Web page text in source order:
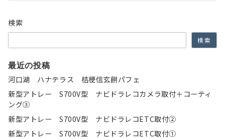
シ
ョ
ン
検索
検索
最近の投稿
河口湖 ハナテラス 桔梗信玄餅パフェ
新型アトレー S700V型 ナビドラレコカメラ取付＋コーティ
ング③
新型アトレー S700V型 ナビドラレコETC取付②
新型アトレー S700V型 ナビドラレコETC取付①